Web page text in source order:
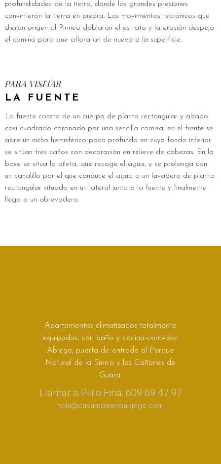
profundidades de la tierra, donde las grandes presiones
convirtieron la tierra en piedra. Los movimientos tectónicos que
dieron origen al Pirineo doblaron el estrato y la erosión despejó
el camino para que afloraran de nuevo a la superficie.
PARA VISITAR
LA FUENTE
La fuente consta de un cuerpo de planta rectangular y alzado
casi cuadrado coronado por una sencilla cornisa, en el frente se
abre un nicho hemisférico poco profundo en cuyo fondo inferior
se sitúan tres caños con decoración en relieve de cabezas. En la
base se sitúa la pileta, que recoge el agua, y se prolonga con
un canalillo por el que conduce el agua a un lavadero de planta
rectangular situado en un lateral junto a la fuente y finalmente
llega a un abrevadero.
Apartamentos climatizados totalmente
equipados, con baño y cocina-comedor.
Abiego, puerta de entrada al Parque
Natural de la Sierra y los Cañones de
Guara.
Llamar a Pili o Fina: 609 69 47 97
hola@casamolineroabiego.com